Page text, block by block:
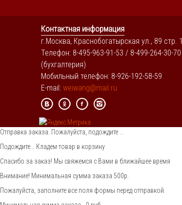
Контактная информация
г.Москва, Краснобогатырская ул., 89 стр. 1
Телефон: 8-495-963-91-53 / 8-499-264-30-70
(бухгалтерия)
Мобильный телефон: 8-926-192-58-59
E-mail: weiwang@mail.ru
Отправка заказа. Пожалуйста, подождите ...
Подождите... Кладем товар в корзину
Спасибо за заказ! Мы свяжемся с Вами в ближайшее время
Внимание! Минимальная сумма заказа 500р.
Пожалуйста, заполните все поля формы перед отправкой.